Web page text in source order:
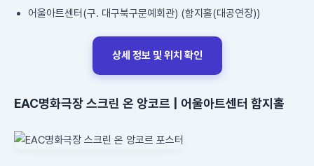
어울아트센터(구. 대구북구문예회관) (함지홀(대공연장))
상세 정보 및 위치 확인
EAC명화극장 스크린 온 앙코르 | 어울아트센터 함지홀